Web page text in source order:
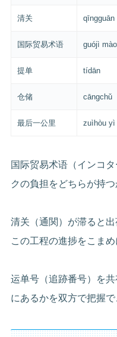
清关 qīngguān
国际贸易术语 guójì
提单 tídān
仓储 cāngchǔ
最后一公里 zuìhòu yì
国际贸易术语（インコ
クの負担をどちらが持
清关（通関）が滞ると
この工程の進捗をこまめ
运单号（追跡番号）を
にあるかを双方で把握で